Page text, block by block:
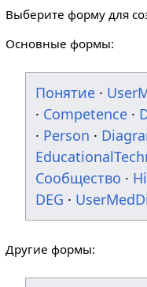
Выберите форму для
Основные формы:
Понятие ·
· Competence ·
· Person ·
Сообщество ·
DEG ·
Другие формы: